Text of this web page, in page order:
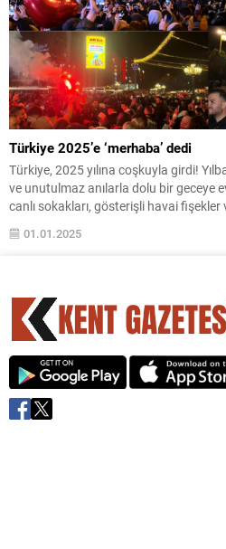
Türkiye 2025’e ‘merhaba’ dedi
Türkiye, 2025 yılına coşkuyla girdi!
ve unutulmaz anılarla dolu bir geceye
canlı sokakları, gösterişli havai
01.01.2025